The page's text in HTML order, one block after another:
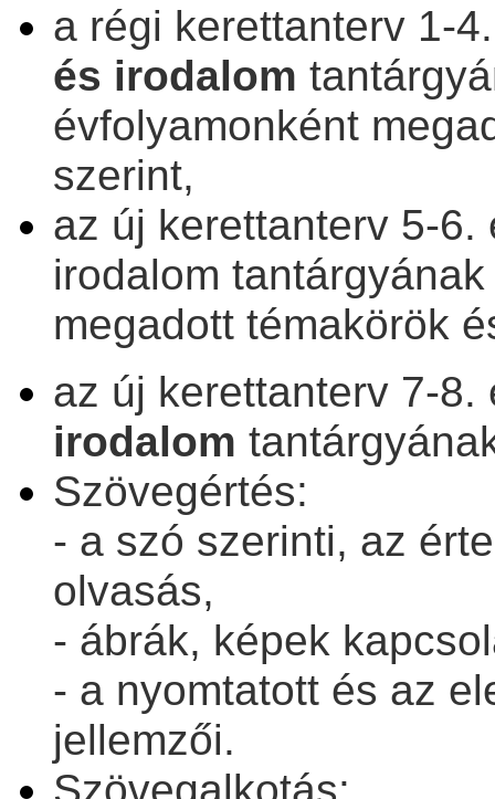
a régi kerettanterv 1-
és irodalom
évfolyamonként
szerint,
az új kerettanterv 5-
irodalom
megadott témakörök
az új kerettanterv 7-
irodalom
Szövegértés:
- a szó szerinti, az
olvasás,
- ábrák, képek
- a nyomtatott és az
jellemzői.
Szövegalkotás: